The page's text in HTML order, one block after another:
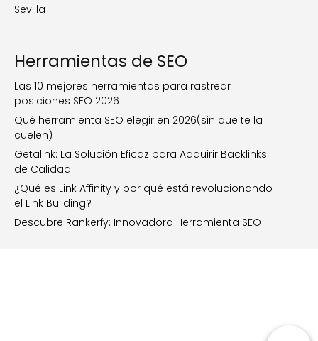
Sevilla
Herramientas de SEO
Las 10 mejores herramientas para rastrear
posiciones SEO 2026
Qué herramienta SEO elegir en 2026(sin que te la
cuelen)
Getalink: La Solución Eficaz para Adquirir Backlinks
de Calidad
¿Qué es Link Affinity y por qué está revolucionando
el Link Building?
Descubre Rankerfy: Innovadora Herramienta SEO